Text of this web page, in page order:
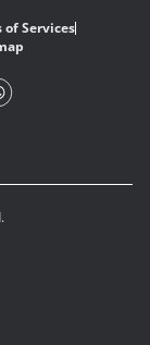
of Services